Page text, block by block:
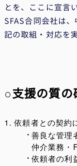
とを、ここに宣言
SFAS合同会社は
記の取組・対応を
○支援の質
1. 依頼者との契約
善良な管理
仲介業務・
依頼者の利